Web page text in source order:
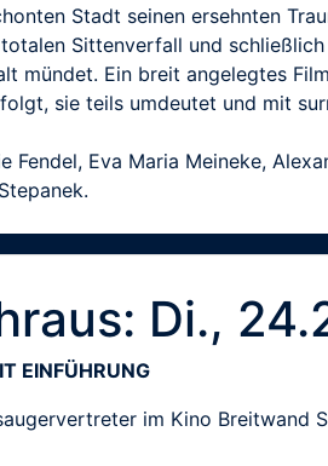
Stadt seinen ersehnten
Sittenverfall und
mündet. Ein breit angelegtes
sie teils umdeutet und mit
Fendel, Eva Maria Meineke,
Di.,
EINFÜHRUNG
im Kino Breitwand